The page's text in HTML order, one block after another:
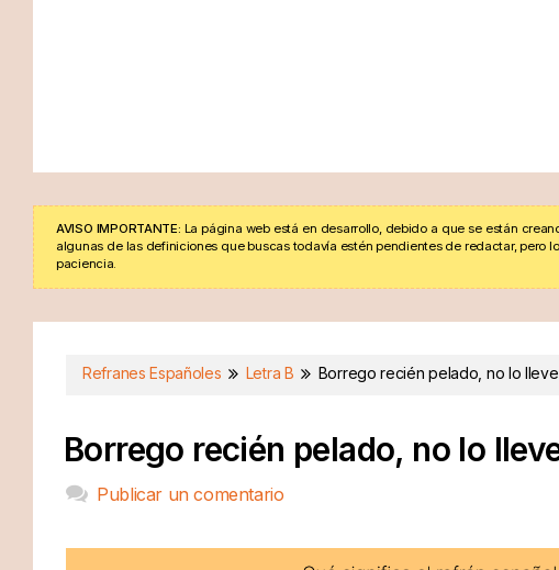
AVISO IMPORTANTE: La página web está en desarrollo, debido a que se están
algunas de las definiciones que buscas todavía estén pendientes de redactar, pero
paciencia.
Refranes Españoles Letra B Borrego recién pelado, no lo
Borrego recién pelado, no lo
Publicar un comentario